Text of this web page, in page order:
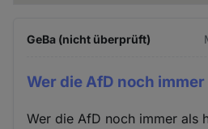
GeBa (nicht überprüft)
Wer die AfD noch immer
Wer die AfD noch immer als